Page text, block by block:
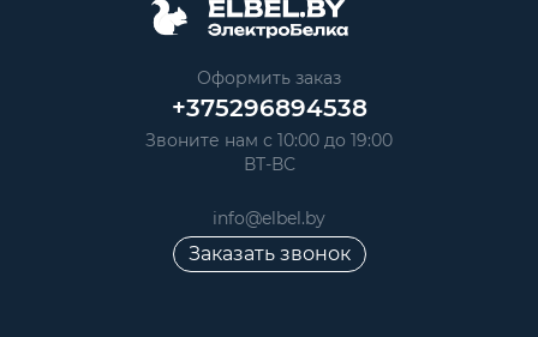
Оформить заказ
+375296894538
Звоните нам с 10:00 до 19:00
ВТ-ВС
info@elbel.by
Заказать звонок